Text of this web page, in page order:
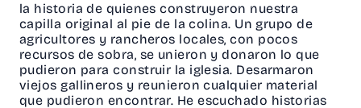
la historia de quienes construyeron nuestra
capilla original al pie de la colina. Un grupo de
agricultores y rancheros locales, con pocos
recursos de sobra, se unieron y donaron lo que
pudieron para construir la iglesia. Desarmaron
viejos gallineros y reunieron cualquier material
que pudieron encontrar. He escuchado historias